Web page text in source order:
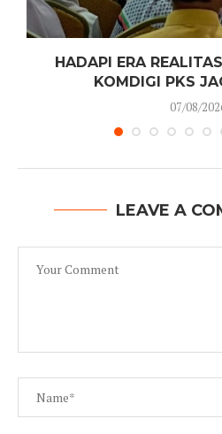
HADAPI ERA
KOMDIGI PKS
07/08/
LEAVE A